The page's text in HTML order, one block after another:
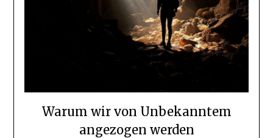
Warum wir von Unbekanntem
angezogen werden